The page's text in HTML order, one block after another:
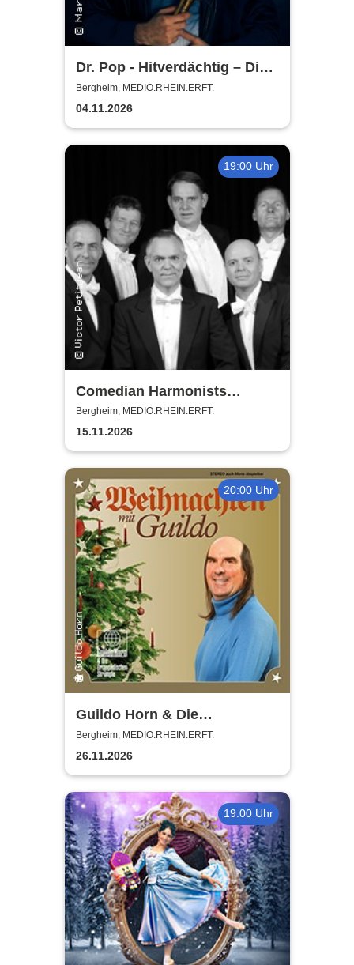
Dr. Pop - Hitverdächtig – Die
Musik-Comedy-Stand-up-
Show! - (ständig aktualisiert)
Bergheim, MEDIO.RHEIN.ERFT.
04.11.2026
19:00 Uhr
Comedian Harmonists
Forever - Das Leben ein
Konzert
Bergheim, MEDIO.RHEIN.ERFT.
15.11.2026
20:00 Uhr
Guildo Horn & Die
Orthopädischen Strümpfe -
Weihnachten mit Guildo
Bergheim, MEDIO.RHEIN.ERFT.
26.11.2026
19:00 Uhr